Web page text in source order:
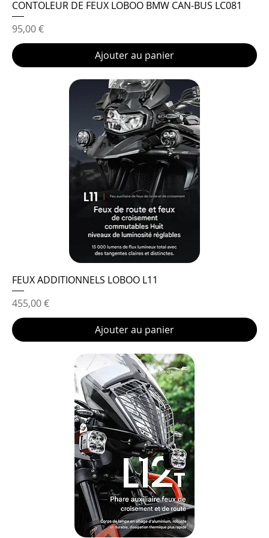
CONTOLEUR DE FEUX LOBOO BMW CAN-BUS LC081
Prix
95,00 €
Ajouter au panier
FEUX ADDITIONNELS LOBOO L11
Prix
455,00 €
Ajouter au panier